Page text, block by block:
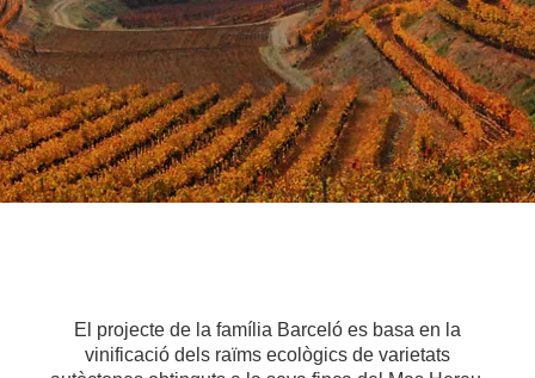
El projecte de la família Barceló es basa en la
vinificació dels raïms ecològics de varietats